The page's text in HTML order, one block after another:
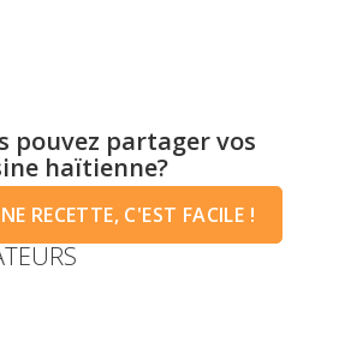
pouvez partager vos
haïtienne?
RECETTE, C'EST FACILE !